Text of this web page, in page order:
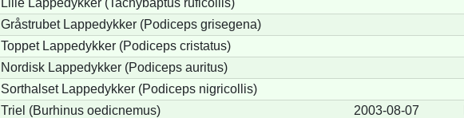
Gråstrubet Lappedykker (Podiceps grisegena)
Toppet Lappedykker (Podiceps cristatus)
Nordisk Lappedykker (Podiceps auritus)
Sorthalset Lappedykker (Podiceps nigricollis)
Triel (Burhinus oedicnemus) 2003-08-07